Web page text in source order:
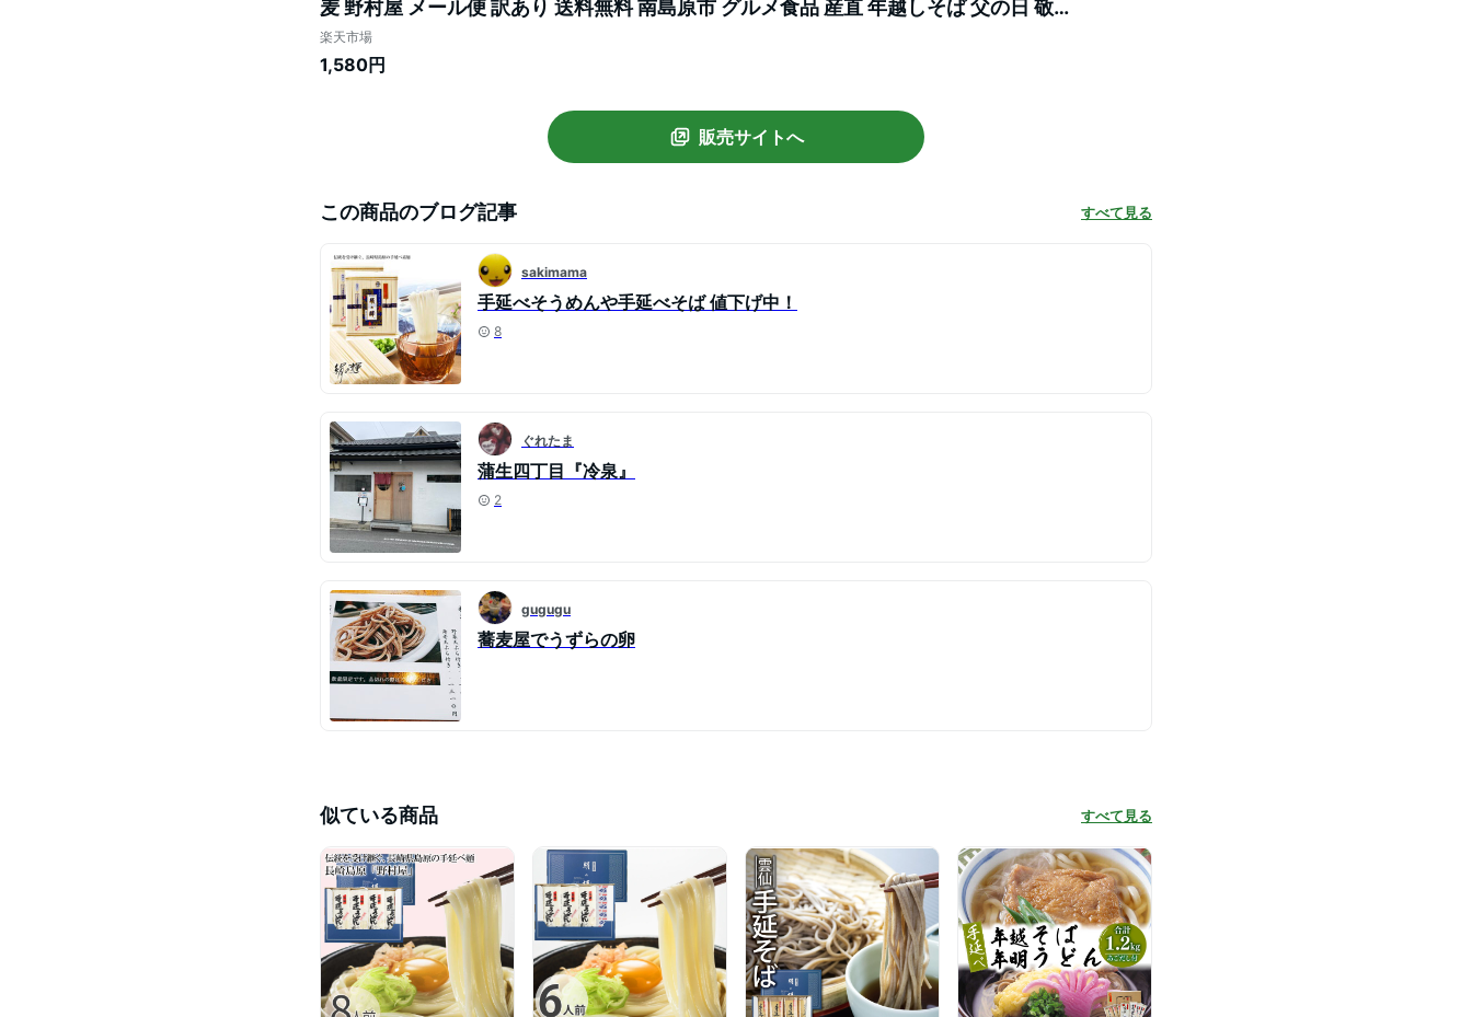
麦 野村屋 メール便 訳あり 送料無料 南島原市 グルメ食品 産直 年越しそば 父の日 敬老
の日 お歳暮 プレゼント 贈答
楽天市場
1,580円
販売サイトへ
この商品のブログ記事 すべて見る
sakimama
手延べそうめんや手延べそば 値下げ中！
8
ぐれたま
蒲生四丁目『冷泉』
2
gugugu
蕎麦屋でうずらの卵
似ている商品 すべて見る